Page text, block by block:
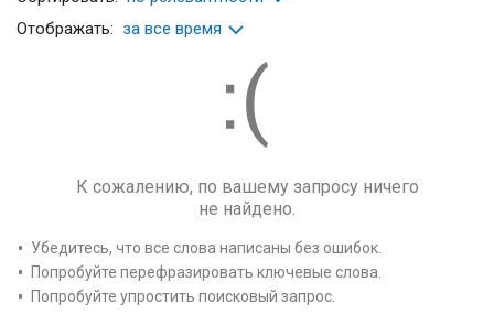
Отображать: за все время
К сожалению, по вашему запросу ничего
не найдено.
Убедитесь, что все слова написаны без ошибок.
Попробуйте перефразировать ключевые слова.
Попробуйте упростить поисковый запрос.